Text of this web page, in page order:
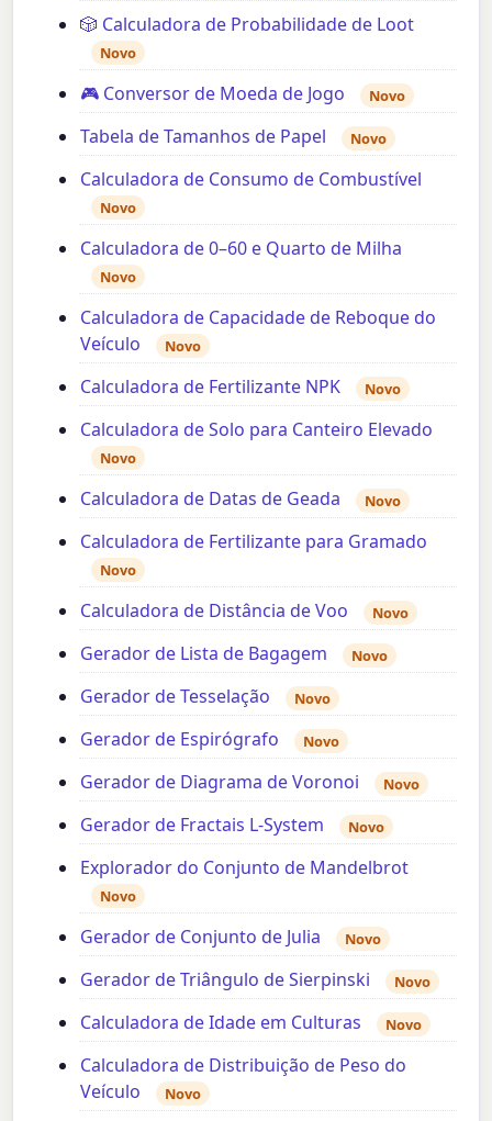
🎲 Calculadora de Probabilidade de Loot
Novo
🎮 Conversor de Moeda de Jogo Novo
Tabela de Tamanhos de Papel Novo
Calculadora de Consumo de Combustível
Novo
Calculadora de 0–60 e Quarto de Milha
Novo
Calculadora de Capacidade de Reboque do
Veículo
Novo
Calculadora de Fertilizante NPK Novo
Calculadora de Solo para Canteiro Elevado
Novo
Calculadora de Datas de Geada Novo
Calculadora de Fertilizante para Gramado
Novo
Calculadora de Distância de Voo Novo
Gerador de Lista de Bagagem Novo
Gerador de Tesselação Novo
Gerador de Espirógrafo Novo
Gerador de Diagrama de Voronoi Novo
Gerador de Fractais L-System Novo
Explorador do Conjunto de Mandelbrot
Novo
Gerador de Conjunto de Julia Novo
Gerador de Triângulo de Sierpinski Novo
Calculadora de Idade em Culturas Novo
Calculadora de Distribuição de Peso do
Veículo
Novo